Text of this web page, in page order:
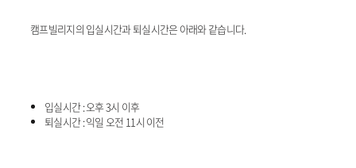
캠프빌리지의 입실시간과 퇴실시간은 아래와 같습니다.
입실시간 : 오후 3시 이후
퇴실시간 : 익일 오전 11시 이전